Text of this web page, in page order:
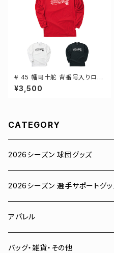
# 45 幡司十舵 背番号入りロゴ
ドライTシャツ 長袖 選手還元 3
カラー S-5Lサイズ 000304
¥3,500
CATEGORY
2026シーズン 球団グッズ
ユニフォーム
Tシャツ
スウェット
2026シーズン 選手サポートグ
# 00 蓮
# 0 岡田竜汰
アパレル
スウェット・パーカー
バッグ・雑貨・その他